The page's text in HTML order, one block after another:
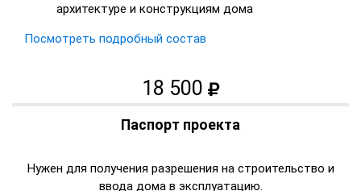
архитектуре и конструкциям дома
Посмотреть подробный состав
18 500
Паспорт проекта
Нужен для получения разрешения на строительство и
ввода дома в эксплуатацию.